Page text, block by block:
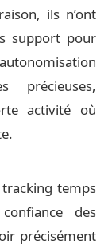
ils n’ont
support pour
précieuses,
activité où
temps
des
précisément